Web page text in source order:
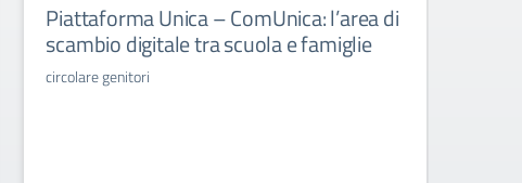
Piattaforma Unica – ComUnica: l’area di
scambio digitale tra scuola e famiglie
circolare genitori